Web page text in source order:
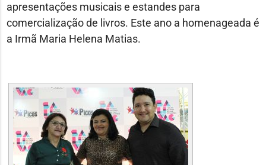
apresentações musicais e estandes para
comercialização de livros. Este ano a homenageada é
a Irmã Maria Helena Matias.